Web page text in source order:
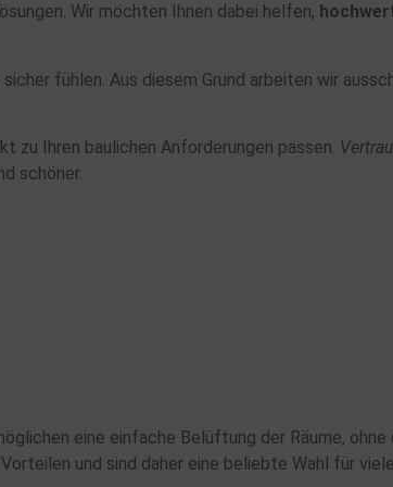
Wir möchten Ihnen dabei helfen,
fühlen. Aus diesem Grund arbeiten wir
zu Ihren baulichen Anforderungen passen.
schöner.
eine einfache Belüftung der Räume,
und sind daher eine beliebte Wahl für